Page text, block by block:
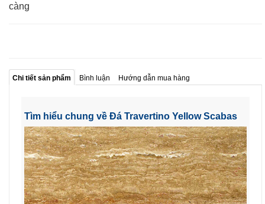
càng
Chi tiết sản phẩm Bình luận Hướng dẫn mua hàng
Tìm hiểu chung về Đá Travertino Yellow Scabas